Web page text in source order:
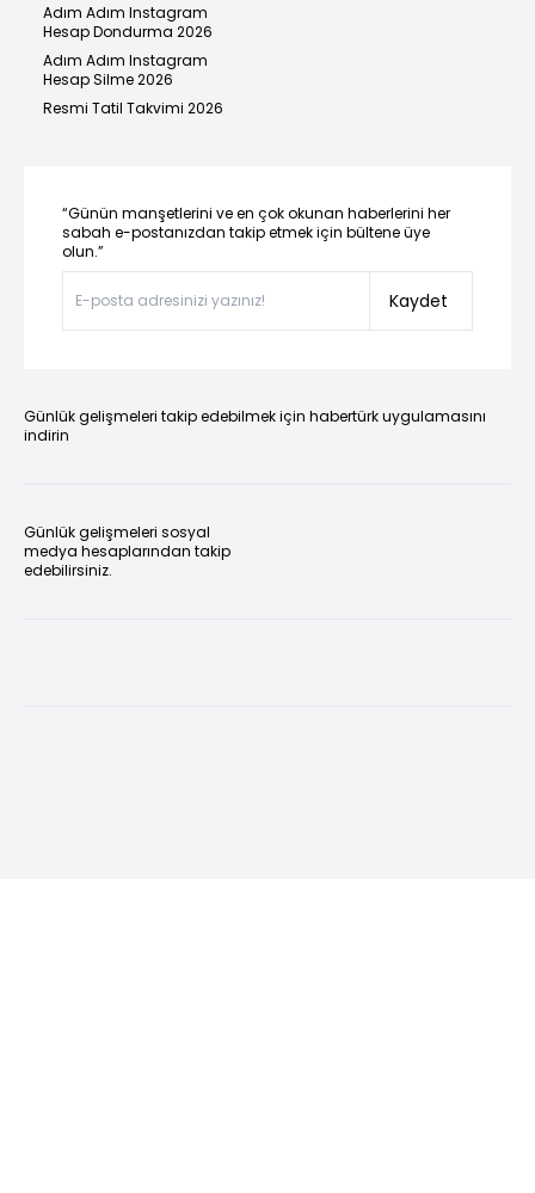
Adım Adım Instagram
Hesap Dondurma 2026
Adım Adım Instagram
Hesap Silme 2026
Resmi Tatil Takvimi 2026
“Günün manşetlerini ve en çok okunan haberlerini her
sabah e-postanızdan takip etmek için bültene üye
olun.”
Kaydet
Günlük gelişmeleri takip edebilmek için habertürk uygulamasını
indirin
Günlük gelişmeleri sosyal
medya hesaplarından takip
edebilirsiniz.